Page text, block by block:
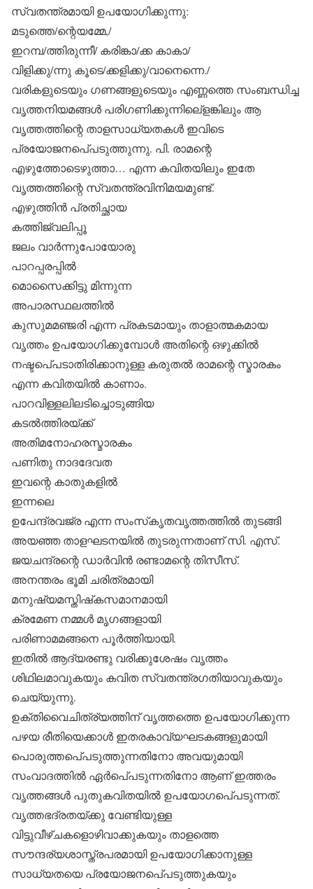
സ്വതന്ത്രമായി ഉപയോഗിക്കുന്നു:
മടുത്തെ/ന്റെയമ്മേ,/
ഇറമ്പ/ത്തിരുന്നീ/ കരിങ്കാ/ക്ക കാകാ/
വിളിക്കു/ന്നു കൂടെ/ക്കളിക്കു/വാനെന്നെ./
വരികളുടെയും ഗണങ്ങളുടെയും എണ്ണത്തെ സംബന്ധിച്ച
വൃത്തനിയമങ്ങള്‍ പരിഗണിക്കുന്നിലെ്‌ളങ്കിലും ആ
വൃത്തത്തിന്റെ താളസാധ്യതകള്‍ ഇവിടെ
പ്രയോജനപെ്പടുത്തുന്നു. പി. രാമന്റെ
എഴുത്തോടെഴുത്താ… എന്ന കവിതയിലും ഇതേ
വൃത്തത്തിന്റെ സ്വതന്ത്രവിനിമയമുണ്ട്.
എഴുത്തിന്‍ പ്രതിച്ഛായ
കത്തിജ്വലിപ്പൂ
ജലം വാര്‍ന്നുപോയോരു
പാറപ്പരപ്പില്‍
മൊസൈക്കിട്ടു മിന്നുന്ന
അപാരസ്ഥലത്തില്‍
കുസുമമഞ്ജരി എന്ന പ്രകടമായും താളാത്മകമായ
വൃത്തം ഉപയോഗിക്കുമ്പോള്‍ അതിന്റെ ഒഴുക്കില്‍
നഷ്ടപെ്പടാതിരിക്കാനുള്ള കരുതല്‍ രാമന്റെ സ്മാരകം
എന്ന കവിതയില്‍ കാണാം.
പാറവിള്ളലിലടിച്ചൊടുങ്ങിയ
കടല്‍ത്തിരയ്ക്ക്
അതിമനോഹരസ്മാരകം
പണിതു നാദദേവത
ഇവന്റെ കാതുകളില്‍
ഇന്നലെ
ഉപേന്ദ്രവജ്ര എന്ന സംസ്‌കൃതവൃത്തത്തില്‍ തുടങ്ങി
അയഞ്ഞ താളഘടനയില്‍ തുടരുന്നതാണ് സി. എസ്.
ജയചന്ദ്രന്റെ ഡാര്‍വിന്‍ രണ്ടാമന്റെ തിസീസ്.
അനന്തരം ഭൂമി ചരിത്രമായി
മനുഷ്യമസ്തിഷ്‌കസമാനമായി
ക്രമേണ നമ്മള്‍ മൃഗങ്ങളായി
പരിണാമമങ്ങനെ പൂര്‍ത്തിയായി.
ഇതില്‍ ആദ്യരണ്ടു വരിക്കുശേഷം വൃത്തം
ശിഥിലമാവുകയും കവിത സ്വതന്ത്രഗതിയാവുകയും
ചെയ്യുന്നു.
ഉക്തിവൈചിത്ര്യത്തിന് വൃത്തത്തെ ഉപയോഗിക്കുന്ന
പഴയ രീതിയെക്കാള്‍ ഇതരകാവ്യഘടകങ്ങളുമായി
പൊരുത്തപെ്പടുത്തുന്നതിനോ അവയുമായി
സംവാദത്തില്‍ ഏര്‍പെ്പടുന്നതിനോ ആണ് ഇത്തരം
വൃത്തങ്ങള്‍ പുതുകവിതയില്‍ ഉപയോഗപെ്പടുന്നത്.
വൃത്തഭദ്രതയ്ക്കു വേണ്ടിയുള്ള
വിട്ടുവീഴ്ചകളൊഴിവാക്കുകയും താളത്തെ
സൗന്ദര്യശാസ്ത്രപരമായി ഉപയോഗിക്കാനുള്ള
സാധ്യതയെ പ്രയോജനപെ്പടുത്തുകയും